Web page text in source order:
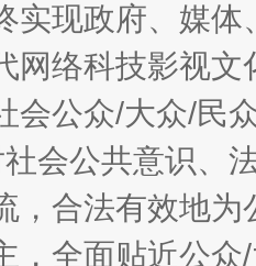
魏明亮
实现政府、媒
网络科技影视
会公众/大众/民
会公共意识、
，合法有效地
，全面贴近公